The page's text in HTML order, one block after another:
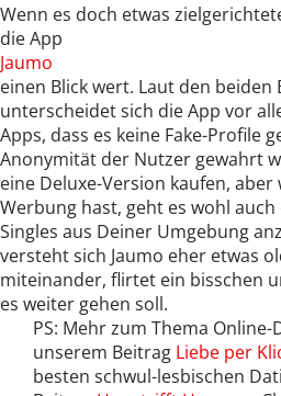
Wenn es doch etwas
die App
Jaumo
einen Blick wert. Laut den beiden
unterscheidet sich die App vor
Apps, dass es keine Fake-Profile
Anonymität der Nutzer gewahrt
eine Deluxe-Version kaufen,
Werbung hast, geht es wohl
Singles aus Deiner Umgebung
versteht sich Jaumo eher etwas
miteinander, flirtet ein bisschen
es weiter gehen soll.
PS: Mehr zum Thema
unserem Beitrag Liebe per
besten schwul-lesbischen